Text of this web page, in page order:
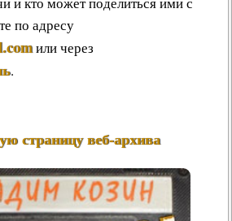
по адресу
или через
.
страницу веб-архива